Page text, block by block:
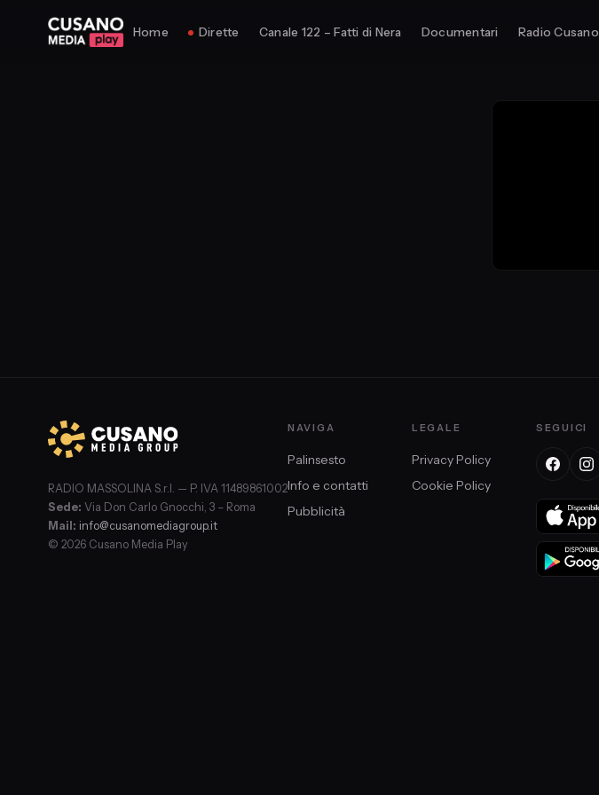
Home Dirette Canale 122 – Fatti di Nera Documentari Radio Cusano
RADIO MASSOLINA S.r.l. — P. IVA 11489861002
Sede: Via Don Carlo Gnocchi, 3 – Roma
Mail: info@cusanomediagroup.it
© 2026 Cusano Media Play
NAVIGA
Palinsesto
Info e contatti
Pubblicità
LEGALE
Privacy Policy
Cookie Policy
SEGUICI